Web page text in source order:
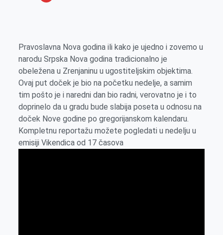
r
n
A
i
Pravoslavna Nova godina ili kako je ujedno i zovemo u
narodu Srpska Nova godina tradicionalno je
obeležena u Zrenjaninu u ugostiteljskim objektima.
Ovaj put doček je bio na početku nedelje, a samim
tim pošto je i naredni dan bio radni, verovatno je i to
doprinelo da u gradu bude slabija poseta u odnosu na
doček Nove godine po gregorijanskom kalendaru.
Kompletnu reportažu možete pogledati u nedelju u
emisiji Vikendica od 17 časova